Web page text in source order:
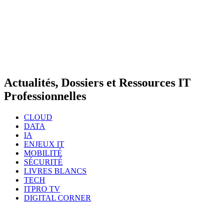
Actualités, Dossiers et Ressources IT
Professionnelles
CLOUD
DATA
IA
ENJEUX IT
MOBILITÉ
SÉCURITÉ
LIVRES BLANCS
TECH
ITPRO TV
DIGITAL CORNER